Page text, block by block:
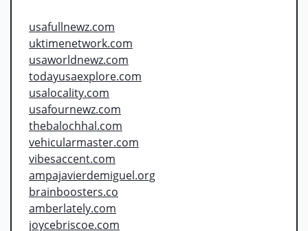
usafullnewz.com
uktimenetwork.com
usaworldnewz.com
todayusaexplore.com
usalocality.com
usafournewz.com
thebalochhal.com
vehicularmaster.com
vibesaccent.com
ampajavierdemiguel.org
brainboosters.co
amberlately.com
joycebriscoe.com